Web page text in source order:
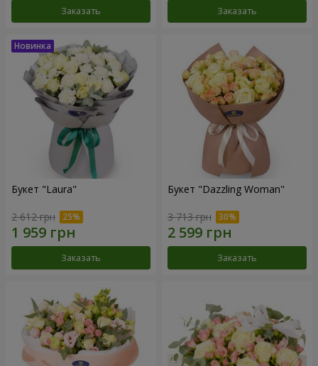
Заказать Заказать
Букет "Laura"
2 612 грн
Заказать
Букет "Dazzling Woman"
3 713 грн
Заказать